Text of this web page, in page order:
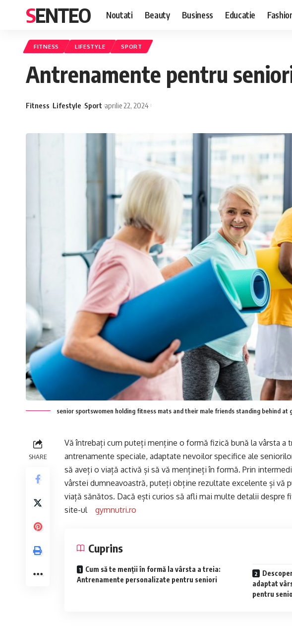
SENTEO Noutati Beauty Business Educatie
FITNESS LIFESTYLE SPORT
Antrenamente pentru
Fitness Lifestyle Sport aprilie 22, 2024
senior sportswomen holding fitness mats and their male friends standing behind at
SHARE
Vă întrebați cum puteți menține o formă fizică bună la vârsta a
antrenamente speciale, adaptate nevoilor specifice ale
să aveți o viață activă și să vă mențineți în formă. Prin
vârstei dumneavoastră, puteți obține rezultate excelente și vă
viață sănătos. Dacă ești curios să afli mai multe detalii despre
site-ul
gymnutri.ro
Cuprins
Cum să te menții în formă la vârsta a treia:
Antrenamente personalizate pentru seniori
adaptat
pentru